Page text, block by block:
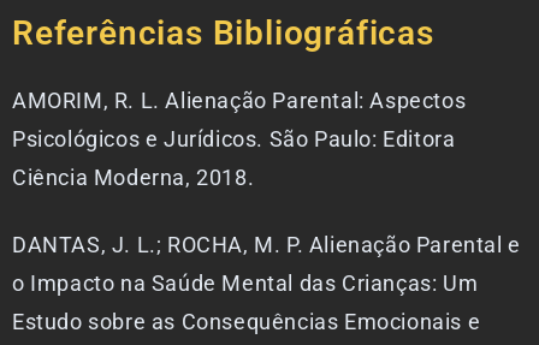
Referências Bibliográficas
AMORIM, R. L. Alienação Parental: Aspectos
Psicológicos e Jurídicos. São Paulo: Editora
Ciência Moderna, 2018.
DANTAS, J. L.; ROCHA, M. P. Alienação Parental e
o Impacto na Saúde Mental das Crianças: Um
Estudo sobre as Consequências Emocionais e